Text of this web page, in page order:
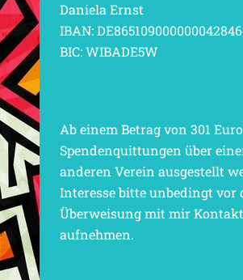
Daniela Ernst
IBAN:
BIC: WIBADE5W
Ab einem Betrag von 301
Spendenquittungen über
anderen Verein ausgestellt
Interesse bitte unbedingt vor
Überweisung mit mir Kontakt
aufnehmen.